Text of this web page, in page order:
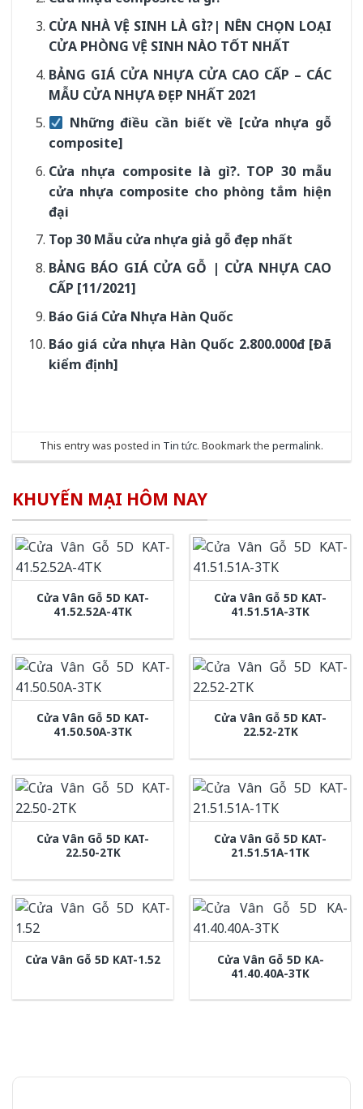
CỬA NHÀ VỆ SINH LÀ GÌ?| NÊN CHỌN LOẠI
CỬA PHÒNG VỆ SINH NÀO TỐT NHẤT
BẢNG GIÁ CỬA NHỰA CỬA CAO CẤP – CÁC
MẪU CỬA NHỰA ĐẸP NHẤT 2021
Những điều cần biết về [cửa nhựa gỗ
composite]
Cửa nhựa composite là gì?. TOP 30 mẫu
cửa nhựa composite cho phòng tắm hiện
đại
Top 30 Mẫu cửa nhựa giả gỗ đẹp nhất
BẢNG BÁO GIÁ CỬA GỖ | CỬA NHỰA CAO
CẤP [11/2021]
Báo Giá Cửa Nhựa Hàn Quốc
Báo giá cửa nhựa Hàn Quốc 2.800.000đ [Đã
kiểm định]
This entry was posted in Tin tức. Bookmark the permalink.
KHUYẾN MẠI HÔM NAY
Cửa Vân Gỗ 5D KAT-
41.52.52A-4TK
Cửa Vân Gỗ 5D KAT-
41.51.51A-3TK
Cửa Vân Gỗ 5D KAT-
41.50.50A-3TK
Cửa Vân Gỗ 5D KAT-
22.52-2TK
Cửa Vân Gỗ 5D KAT-
22.50-2TK
Cửa Vân Gỗ 5D KAT-
21.51.51A-1TK
Cửa Vân Gỗ 5D KAT-1.52
Cửa Vân Gỗ 5D KA-
41.40.40A-3TK